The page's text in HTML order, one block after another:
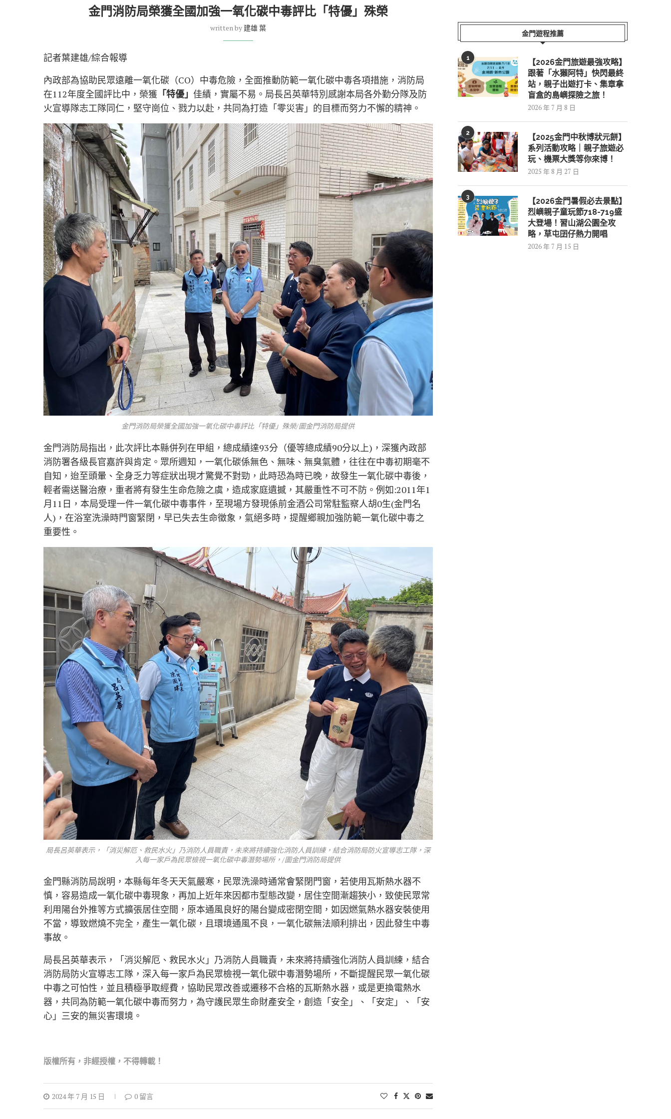
金門消防局榮獲全國加強一氧化碳中毒評比「特優」殊榮
written by 建雄 葉
記者葉建雄/綜合報導
內政部為協助民眾遠離一氧化碳（CO）中毒危險，全面推動防範一氧化碳中毒各項措施，消防局
在112年度全國評比中，榮獲 「特優」 佳績，實屬不易。局長呂英華特別感謝本局各外勤分隊及防
火宣導隊志工隊同仁，堅守崗位、戮力以赴，共同為打造「零災害」的目標而努力不懈的精神。
金門消防局榮獲全國加強一氧化碳中毒評比「特優」殊榮/圖金門消防局提供
金門消防局指出，此次評比本縣併列在甲組，總成績達93分（優等總成績90分以上)，深獲內政部
消防署各級長官嘉許與肯定。眾所週知，一氧化碳係無色、無味、無臭氣體，往往在中毒初期毫不
自知，迨至頭暈、全身乏力等症狀出現才驚覺不對勁，此時恐為時已晚，故發生一氧化碳中毒後，
輕者需送醫治療，重者將有發生生命危險之虞，造成家庭遺撼，其嚴重性不可不防。例如:2011年1
月11日，本局受理一件一氧化碳中毒事件，至現場方發現係前金酒公司常駐監察人胡0生(金門名
人)，在浴室洗澡時門窗緊閉，早已失去生命徵象，氣絕多時，提醒鄉親加強防範一氧化碳中毒之
重要性。
局長呂英華表示，「消災解厄、救民水火」乃消防人員職責，未來將持續強化消防人員訓練，結合消防局防火宣導志工隊，深
入每一家戶為民眾檢視一氧化碳中毒潛勢場所，/圖金門消防局提供
金門縣消防局說明，本縣每年冬天天氣嚴寒，民眾洗澡時通常會緊閉門窗，若使用瓦斯熱水器不
慎，容易造成一氧化碳中毒現象，再加上近年來因都市型態改變，居住空間漸趨狹小，致使民眾常
利用陽台外推等方式擴張居住空間，原本通風良好的陽台變成密閉空間，如因燃氣熱水器安裝使用
不當，導致燃燒不完全，產生一氧化碳，且環境通風不良，一氧化碳無法順利排出，因此發生中毒
事故。
局長呂英華表示，「消災解厄、救民水火」乃消防人員職責，未來將持續強化消防人員訓練，結合
消防局防火宣導志工隊，深入每一家戶為民眾檢視一氧化碳中毒潛勢場所，不斷提醒民眾一氧化碳
中毒之可怕性，並且積極爭取經費，協助民眾改善或遷移不合格的瓦斯熱水器，或是更換電熱水
器，共同為防範一氧化碳中毒而努力，為守護民眾生命財產安全，創造「安全」、「安定」、「安
心」三安的無災害環境。
版權所有，非經授權，不得轉載！
2024 年 7 月 15 日 0 留言
金門遊程推薦
1
【2026金門旅遊最強攻略】
跟著「水獺阿特」快閃最終
站，親子出遊打卡、集章拿
盲盒的島嶼探險之旅！
2026 年 7 月 8 日
2
【2025金門中秋博狀元餅】
系列活動攻略｜親子旅遊必
玩、機票大獎等你來博！
2025 年 8 月 27 日
3
【2026金門暑假必去景點】
烈嶼親子童玩節718-719盛
大登場！習山湖公園全攻
略，草屯囝仔熱力開唱
2026 年 7 月 15 日